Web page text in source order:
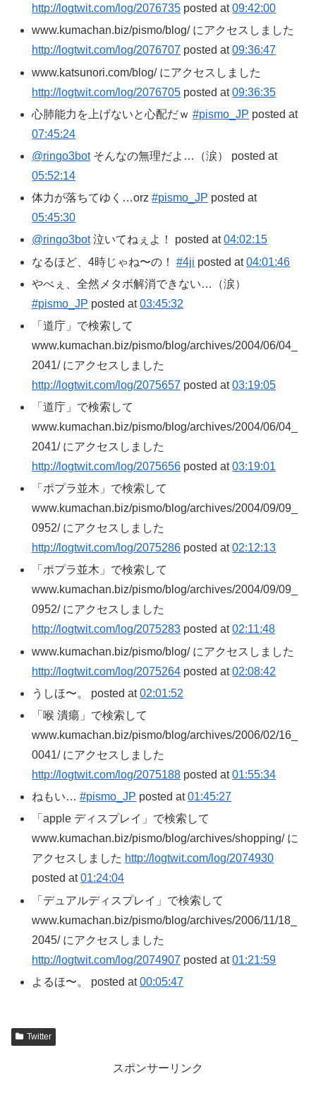
http://logtwit.com/log/2076735 posted at09:42:00
www.kumachan.biz/pismo/blog/ にアクセスしました
http://logtwit.com/log/2076707 posted at09:36:47
www.katsunori.com/blog/ にアクセスしました
http://logtwit.com/log/2076705 posted at09:36:35
心肺能力を上げないと心配だｗ#pismo_JP posted at
07:45:24
@ringo3botそんなの無理だよ…（涙） posted at
05:52:14
体力が落ちてゆく…orz#pismo_JP posted at
05:45:30
@ringo3bot泣いてねぇよ！ posted at04:02:15
なるほど、4時じゃね〜の！#4ji posted at04:01:46
やべぇ、全然メタボ解消できない…（涙）
#pismo_JP posted at03:45:32
「道庁」で検索して
www.kumachan.biz/pismo/blog/archives/2004/06/04_
2041/ にアクセスしました
http://logtwit.com/log/2075657 posted at03:19:05
「道庁」で検索して
www.kumachan.biz/pismo/blog/archives/2004/06/04_
2041/ にアクセスしました
http://logtwit.com/log/2075656 posted at03:19:01
「ポプラ並木」で検索して
www.kumachan.biz/pismo/blog/archives/2004/09/09_
0952/ にアクセスしました
http://logtwit.com/log/2075286 posted at02:12:13
「ポプラ並木」で検索して
www.kumachan.biz/pismo/blog/archives/2004/09/09_
0952/ にアクセスしました
http://logtwit.com/log/2075283 posted at02:11:48
www.kumachan.biz/pismo/blog/ にアクセスしました
http://logtwit.com/log/2075264 posted at02:08:42
うしほ〜。 posted at02:01:52
「喉 潰瘍」で検索して
www.kumachan.biz/pismo/blog/archives/2006/02/16_
0041/ にアクセスしました
http://logtwit.com/log/2075188 posted at01:55:34
ねもい…#pismo_JP posted at01:45:27
「apple ディスプレイ」で検索して
www.kumachan.biz/pismo/blog/archives/shopping/ に
アクセスしました http://logtwit.com/log/2074930
posted at01:24:04
「デュアルディスプレイ」で検索して
www.kumachan.biz/pismo/blog/archives/2006/11/18_
2045/ にアクセスしました
http://logtwit.com/log/2074907 posted at01:21:59
よるほ〜。 posted at00:05:47
Twitter
スポンサーリンク